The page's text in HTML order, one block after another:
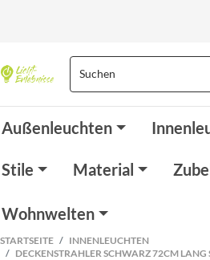
Außenleuchten
Stile Material
Wohnwelten
STARTSEITE
INNENLEUCHTEN
DECKENSTRAHLER SCHWARZ 72CM